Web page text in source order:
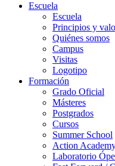
Escuela
Escuela
Principios y
Quiénes somos
Campus
Visitas
Logotipo
Formación
Grado Oficial
Másteres
Postgrados
Cursos
Summer School
Action
Laboratorio